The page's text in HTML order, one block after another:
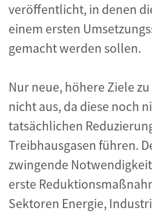
veröffentlicht, in denen
einem ersten
gemacht werden sollen.
Nur neue, höhere Ziele
nicht aus, da diese noch
tatsächlichen
Treibhausgasen führen.
zwingende
erste
Sektoren Energie,